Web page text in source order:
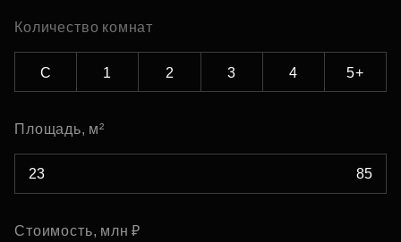
Количество комнат
С 1 2 3 4 5+
Площадь, м²
Стоимость, млн ₽